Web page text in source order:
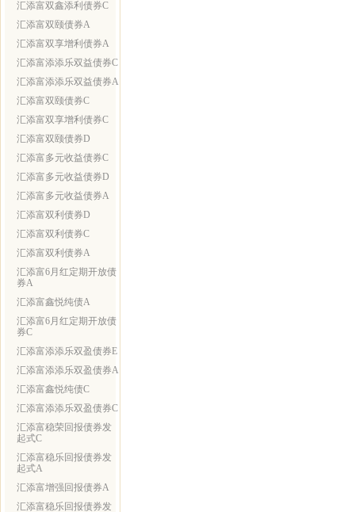
汇添富双鑫添利债券C
汇添富双颐债券A
汇添富双享增利债券A
汇添富添添乐双益债券C
汇添富添添乐双益债券A
汇添富双颐债券C
汇添富双享增利债券C
汇添富双颐债券D
汇添富多元收益债券C
汇添富多元收益债券D
汇添富多元收益债券A
汇添富双利债券D
汇添富双利债券C
汇添富双利债券A
汇添富6月红定期开放债
券A
汇添富鑫悦纯债A
汇添富6月红定期开放债
券C
汇添富添添乐双盈债券E
汇添富添添乐双盈债券A
汇添富鑫悦纯债C
汇添富添添乐双盈债券C
汇添富稳荣回报债券发
起式C
汇添富稳乐回报债券发
起式A
汇添富增强回报债券A
汇添富稳乐回报债券发